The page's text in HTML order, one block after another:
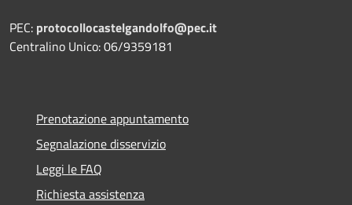
PEC: protocollocastelgandolfo@pec.it
Centralino Unico: 06/9359181
Prenotazione appuntamento
Segnalazione disservizio
Leggi le FAQ
Richiesta assistenza